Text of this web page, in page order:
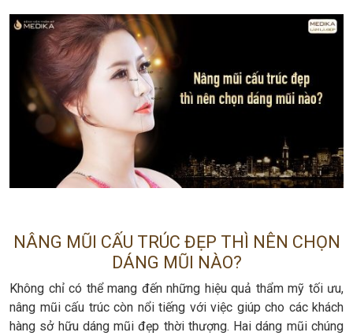
NÂNG MŨI CẤU TRÚC ĐẸP THÌ NÊN CHỌN
DÁNG MŨI NÀO?
Không chỉ có thể mang đến những hiệu quả thẩm mỹ tối ưu,
nâng mũi cấu trúc còn nổi tiếng với việc giúp cho các khách
hàng sở hữu dáng mũi đẹp thời thượng. Hai dáng mũi chúng